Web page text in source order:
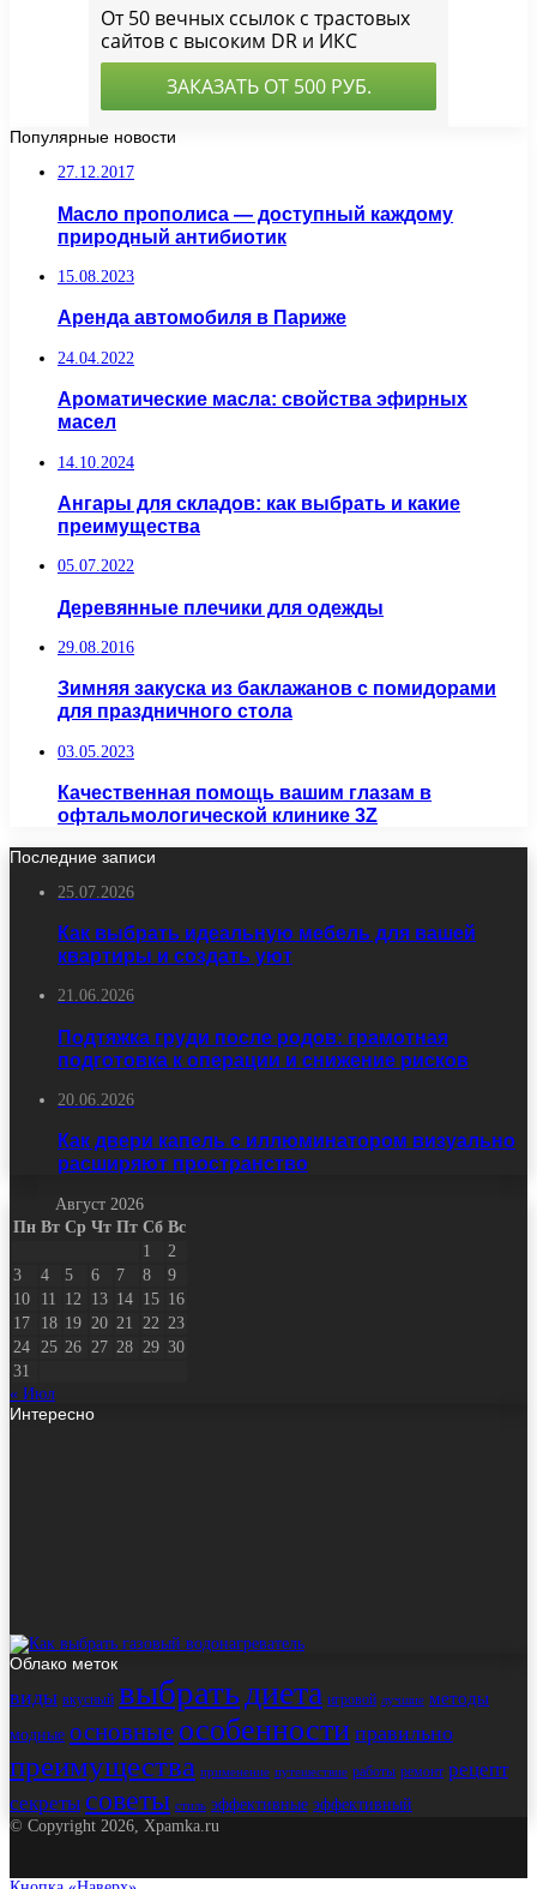
Популярные новости
27.12.2017
Масло прополиса — доступный каждому
природный антибиотик
15.08.2023
Аренда автомобиля в Париже
24.04.2022
Ароматические масла: свойства эфирных
масел
14.10.2024
Ангары для складов: как выбрать и какие
преимущества
05.07.2022
Деревянные плечики для одежды
29.08.2016
Зимняя закуска из баклажанов с помидорами
для праздничного стола
03.05.2023
Качественная помощь вашим глазам в
офтальмологической клинике 3Z
Последние записи
25.07.2026
Как выбрать идеальную мебель для вашей
квартиры и создать уют
21.06.2026
Подтяжка груди после родов: грамотная
подготовка к операции и снижение рисков
20.06.2026
Как двери капель с иллюминатором визуально
расширяют пространство
Август 2026
Пн Вт Ср Чт Пт Сб Вс
1
2
3
4 5 6 7 8
9
10
11 12 13 14 15 16
17
18 19 20 21 22 23
24
25 26 27 28 29 30
31
« Июл
Интересно
Облако меток
виды вкусный выбратьдиета игровой лучшие методы
модные основные особенности правильно
преимущества применение путешествие работы ремонт рецепт
секреты советы стиль эффективные эффективный
© Copyright 2026, Xpamka.ru